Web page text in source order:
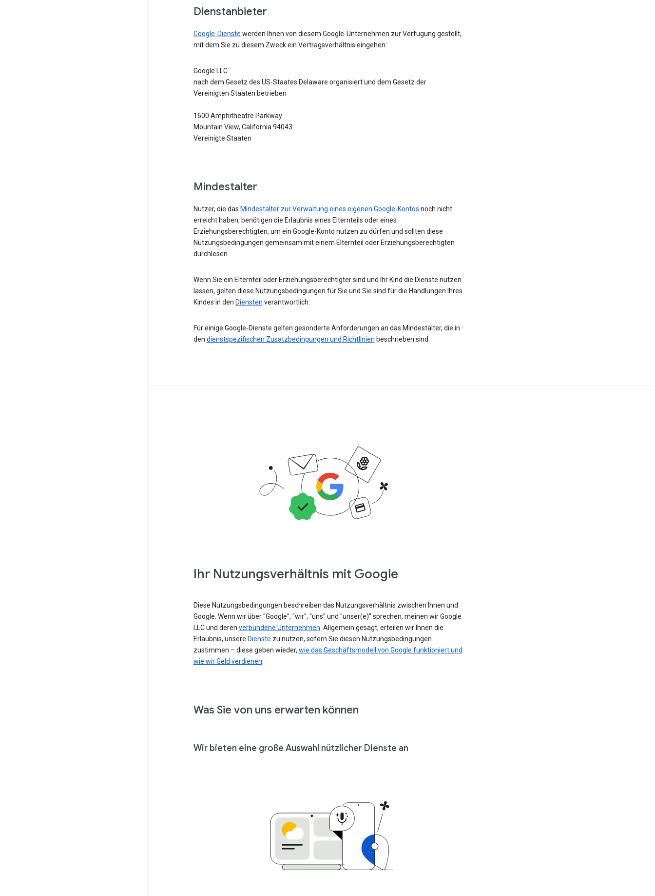
Dienstanbieter
Google-Dienste werden Ihnen von diesem Google-Unternehmen zur Verfügung gestellt,
mit dem Sie zu diesem Zweck ein Vertragsverhältnis eingehen:
Google LLC
nach dem Gesetz des US-Staates Delaware organisiert und dem Gesetz der
Vereinigten Staaten betrieben
1600 Amphitheatre Parkway
Mountain View, California 94043
Vereinigte Staaten
Mindestalter
Nutzer, die das Mindestalter zur Verwaltung eines eigenen Google-Kontos noch nicht
erreicht haben, benötigen die Erlaubnis eines Elternteils oder eines
Erziehungsberechtigten, um ein Google-Konto nutzen zu dürfen und sollten diese
Nutzungsbedingungen gemeinsam mit einem Elternteil oder Erziehungsberechtigten
durchlesen.
Wenn Sie ein Elternteil oder Erziehungsberechtigter sind und Ihr Kind die Dienste nutzen
lassen, gelten diese Nutzungsbedingungen für Sie und Sie sind für die Handlungen Ihres
Kindes in den Diensten verantwortlich.
Für einige Google-Dienste gelten gesonderte Anforderungen an das Mindestalter, die in
den dienstspezifischen Zusatzbedingungen und Richtlinien beschrieben sind.
Ihr Nutzungsverhältnis mit Google
Diese Nutzungsbedingungen beschreiben das Nutzungsverhältnis zwischen Ihnen und
Google. Wenn wir über "Google", "wir", "uns" und "unser(e)" sprechen, meinen wir Google
LLC und deren verbundene Unternehmen. Allgemein gesagt, erteilen wir Ihnen die
Erlaubnis, unsere Dienste zu nutzen, sofern Sie diesen Nutzungsbedingungen
zustimmen – diese geben wieder, wie das Geschäftsmodell von Google funktioniert und
wie wir Geld verdienen.
Was Sie von uns erwarten können
Wir bieten eine große Auswahl nützlicher Dienste an